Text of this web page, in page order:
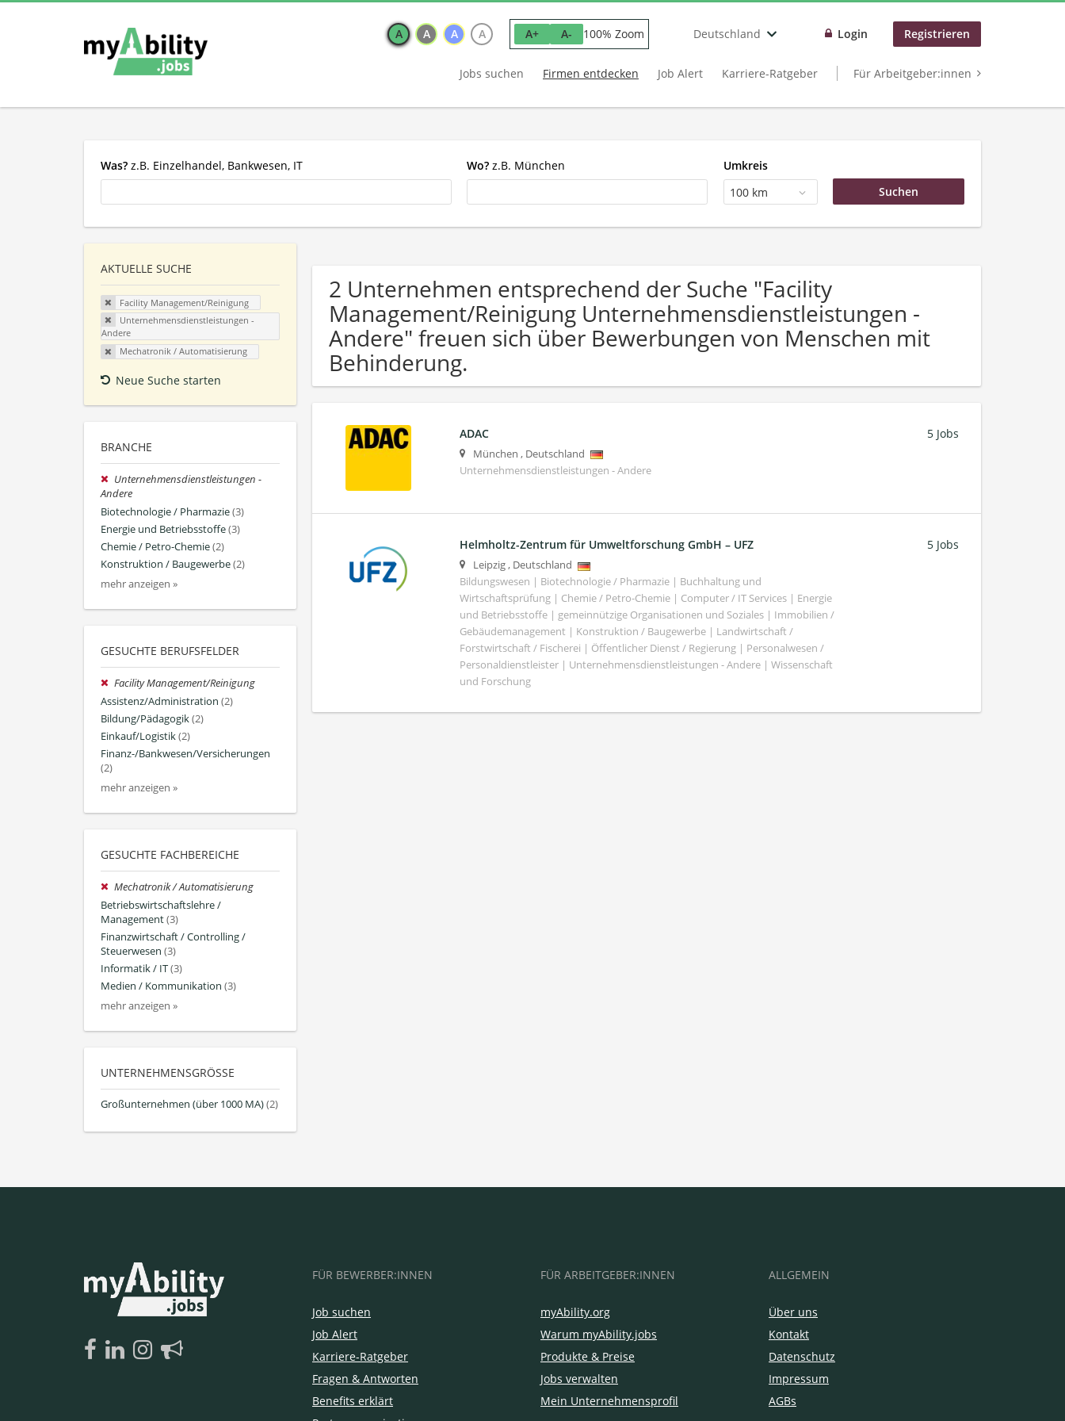
A A A A A+ A- 100% Zoom Deutschland Login Registrieren
Jobs suchen Firmen entdecken Job Alert Karriere-Ratgeber Für Arbeitgeber:innen
Was? z.B. Einzelhandel, Bankwesen, IT Wo? z.B. München
Umkreis
100 km
AKTUELLE SUCHE
Facility Management/Reinigung
Unternehmensdienstleistungen -
Andere
Mechatronik / Automatisierung
Neue Suche starten
BRANCHE
Unternehmensdienstleistungen -
Andere
Biotechnologie / Pharmazie(3)
Energie und Betriebsstoffe(3)
Chemie / Petro-Chemie(2)
Konstruktion / Baugewerbe(2)
mehr anzeigen »
GESUCHTE BERUFSFELDER
Facility Management/Reinigung
Assistenz/Administration (2)
Bildung/Pädagogik(2)
Einkauf/Logistik(2)
Finanz-/Bankwesen/Versicherungen
(2)
mehr anzeigen »
GESUCHTE FACHBEREICHE
Mechatronik / Automatisierung
Betriebswirtschaftslehre /
Management(3)
Finanzwirtschaft / Controlling /
Steuerwesen (3)
Informatik / IT(3)
Medien / Kommunikation (3)
mehr anzeigen »
UNTERNEHMENSGRÖSSE
Großunternehmen (über 1000 MA)(2)
2 Unternehmen entsprechend der Suche "Facility
Management/Reinigung Unternehmensdienstleistungen -
Andere" freuen sich über Bewerbungen von Menschen mit
Behinderung.
ADAC
München , Deutschland
Unternehmensdienstleistungen - Andere
5 Jobs
Helmholtz-Zentrum für Umweltforschung GmbH – UFZ
Leipzig, Deutschland
Bildungswesen | Biotechnologie / Pharmazie | Buchhaltung und
Wirtschaftsprüfung | Chemie / Petro-Chemie | Computer / IT Services | Energie
und Betriebsstoffe | gemeinnützige Organisationen und Soziales | Immobilien /
Gebäudemanagement | Konstruktion / Baugewerbe | Landwirtschaft /
Forstwirtschaft / Fischerei | Öffentlicher Dienst / Regierung | Personalwesen /
Personaldienstleister | Unternehmensdienstleistungen - Andere | Wissenschaft
und Forschung
5 Jobs
FÜR BEWERBER:INNEN
Job suchen
Job Alert
Karriere-Ratgeber
Fragen & Antworten
Benefits erklärt
FÜR ARBEITGEBER:INNEN
myAbility.org
Warum myAbility.jobs
Produkte & Preise
Jobs verwalten
Mein Unternehmensprofil
ALLGEMEIN
Über uns
Kontakt
Datenschutz
Impressum
AGBs